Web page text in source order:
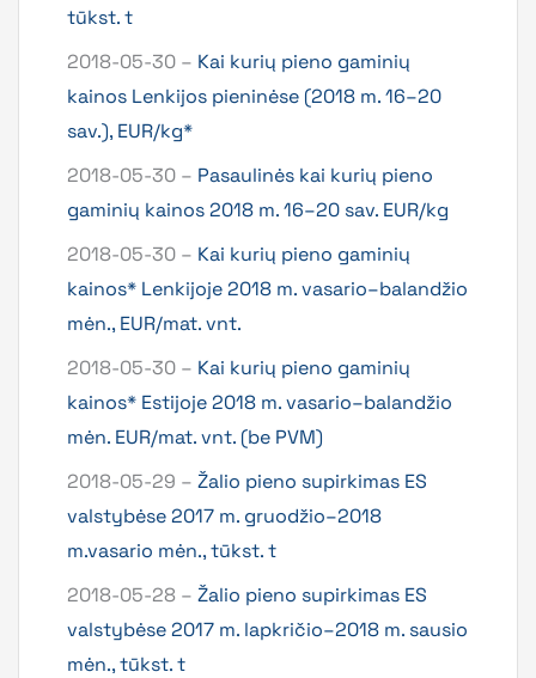
tūkst. t
2018-05-30 – Kai kurių pieno gaminių
kainos Lenkijos pieninėse (2018 m. 16–20
sav.), EUR/kg*
2018-05-30 – Pasaulinės kai kurių pieno
gaminių kainos 2018 m. 16–20 sav. EUR/kg
2018-05-30 – Kai kurių pieno gaminių
kainos* Lenkijoje 2018 m. vasario–balandžio
mėn., EUR/mat. vnt.
2018-05-30 – Kai kurių pieno gaminių
kainos* Estijoje 2018 m. vasario–balandžio
mėn. EUR/mat. vnt. (be PVM)
2018-05-29 – Žalio pieno supirkimas ES
valstybėse 2017 m. gruodžio–2018
m.vasario mėn., tūkst. t
2018-05-28 – Žalio pieno supirkimas ES
valstybėse 2017 m. lapkričio–2018 m. sausio
mėn., tūkst. t